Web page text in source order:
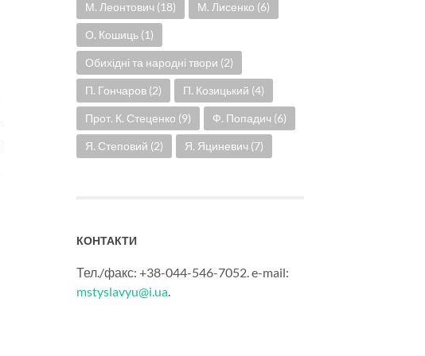
М. Леонтович (18) М. Лисенко (6)
О. Кошиць (1)
Обихідні та народні твори (2)
П. Гончаров (2) П. Козицький (4)
Прот. К. Стеценко (9) Ф. Попадич (6)
Я. Степовий (2) Я. Яциневич (7)
КОНТАКТИ
Тел./факс: +38-044-546-7052. e-mail:
mstyslavyu@i.ua